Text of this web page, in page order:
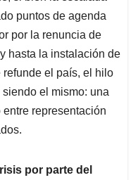
puntos de agenda
por la renuncia de
hasta la instalación de
el país, el hilo
el mismo: una
representación
por parte del